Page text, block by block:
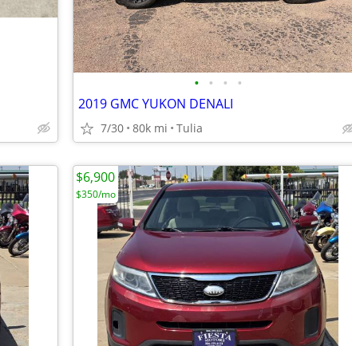
• • • •
2019 GMC YUKON DENALI
7/30 80k mi Tulia
$6,900
$350/mo